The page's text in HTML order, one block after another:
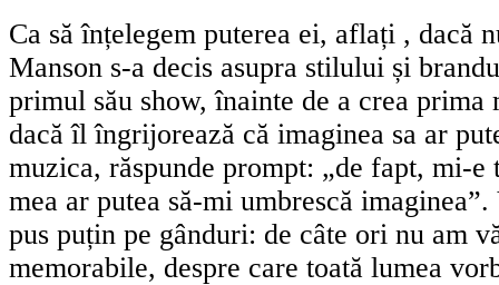
Ca să înțelegem puterea ei, aflați , dacă
Manson s-a decis asupra stilului și
primul său show, înainte de a crea prima
dacă îl îngrijorează că imaginea sa ar
muzica, răspunde prompt: „de fapt, mi-e
mea ar putea să-mi umbrescă
pus puțin pe gânduri: de câte ori nu am
memorabile, despre care toată lumea